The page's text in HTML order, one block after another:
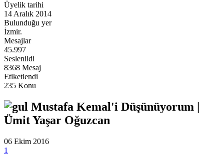
Üyelik tarihi
14 Aralık 2014
Bulunduğu yer
İzmir.
Mesajlar
45.997
Seslenildi
8368 Mesaj
Etiketlendi
235 Konu
Mustafa Kemal'i Düşünüyorum |
Ümit Yaşar Oğuzcan
06 Ekim 2016
1